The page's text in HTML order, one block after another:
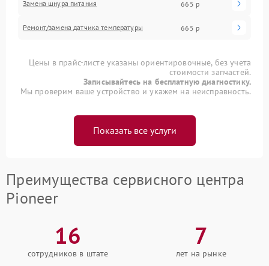
Замена шнура питания 665 р
Ремонт/замена датчика температуры 665 р
Цены в прайс-листе указаны ориентировочные, без учета
стоимости запчастей.
Записывайтесь на бесплатную диагностику.
Мы проверим ваше устройство и укажем на неисправность.
Показать все услуги
Преимущества сервисного центра
Pioneer
16
сотрудников в штате
7
лет на рынке